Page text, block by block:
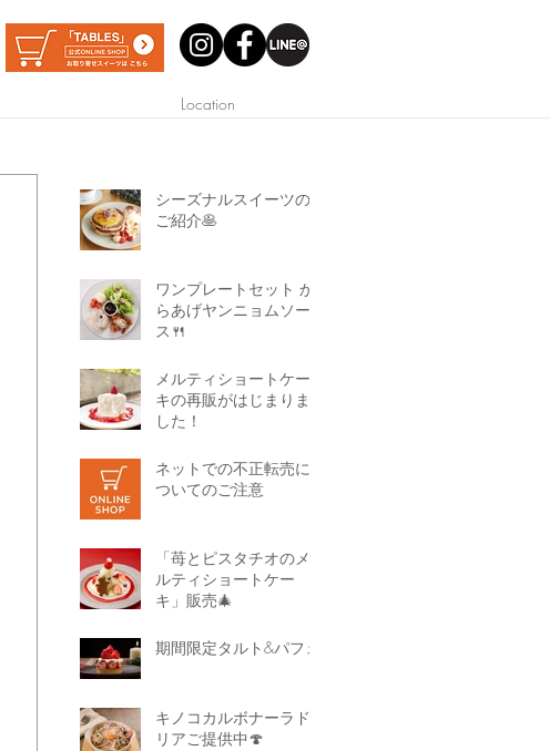
Location
シーズナルスイーツの
ご紹介🥞
ワンプレートセット か
らあげヤンニョムソー
ス🍴
メルティショートケー
キの再販がはじまりま
した！
ネットでの不正転売に
ついてのご注意
「苺とピスタチオのメ
ルティショートケー
キ」販売🎄
期間限定タルト&パフェ
キノコカルボナーラド
リアご提供中🍄